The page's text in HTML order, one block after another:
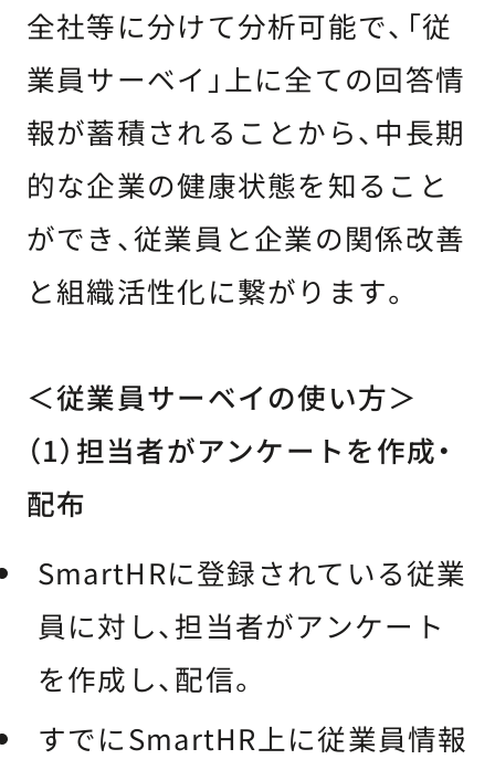
全社等に分けて分析可能で、「従
業員サーベイ」上に全ての回答情
報が蓄積されることから、中長期
的な企業の健康状態を知ること
ができ、従業員と企業の関係改善
と組織活性化に繋がります。
＜従業員サーベイの使い方＞
（1）担当者がアンケートを作成・
配布
SmartHRに登録されている従業
員に対し、担当者がアンケート
を作成し、配信。
すでにSmartHR上に従業員情報